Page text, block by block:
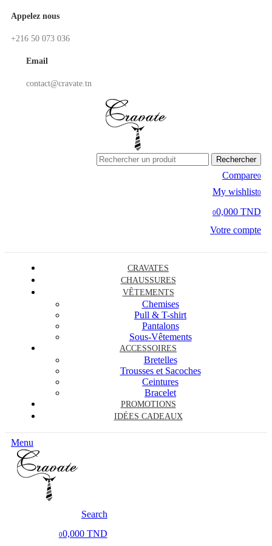
Appelez nous
+216 50 073 036
Email
contact@cravate.tn
Rechercher
Compare0
My wishlist0
00,000 TND
Votre compte
CRAVATES
CHAUSSURES
VÊTEMENTS
Chemises
Pull & T-shirt
Pantalons
Sous-Vêtements
ACCESSOIRES
Bretelles
Trousses et Sacoches
Ceintures
Bracelet
PROMOTIONS
IDÉES CADEAUX
Menu
Search
00,000 TND